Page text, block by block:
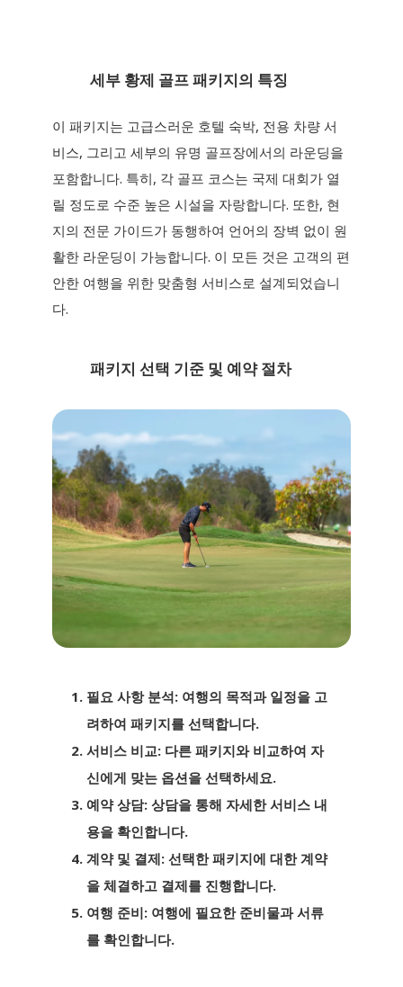
세부 황제 골프 패키지의 특징
이 패키지는 고급스러운 호텔 숙박, 전용 차량 서
비스, 그리고 세부의 유명 골프장에서의 라운딩을
포함합니다. 특히, 각 골프 코스는 국제 대회가 열
릴 정도로 수준 높은 시설을 자랑합니다. 또한, 현
지의 전문 가이드가 동행하여 언어의 장벽 없이 원
활한 라운딩이 가능합니다. 이 모든 것은 고객의 편
안한 여행을 위한 맞춤형 서비스로 설계되었습니
다.
패키지 선택 기준 및 예약 절차
필요 사항 분석: 여행의 목적과 일정을 고
려하여 패키지를 선택합니다.
서비스 비교: 다른 패키지와 비교하여 자
신에게 맞는 옵션을 선택하세요.
예약 상담: 상담을 통해 자세한 서비스 내
용을 확인합니다.
계약 및 결제: 선택한 패키지에 대한 계약
을 체결하고 결제를 진행합니다.
여행 준비: 여행에 필요한 준비물과 서류
를 확인합니다.